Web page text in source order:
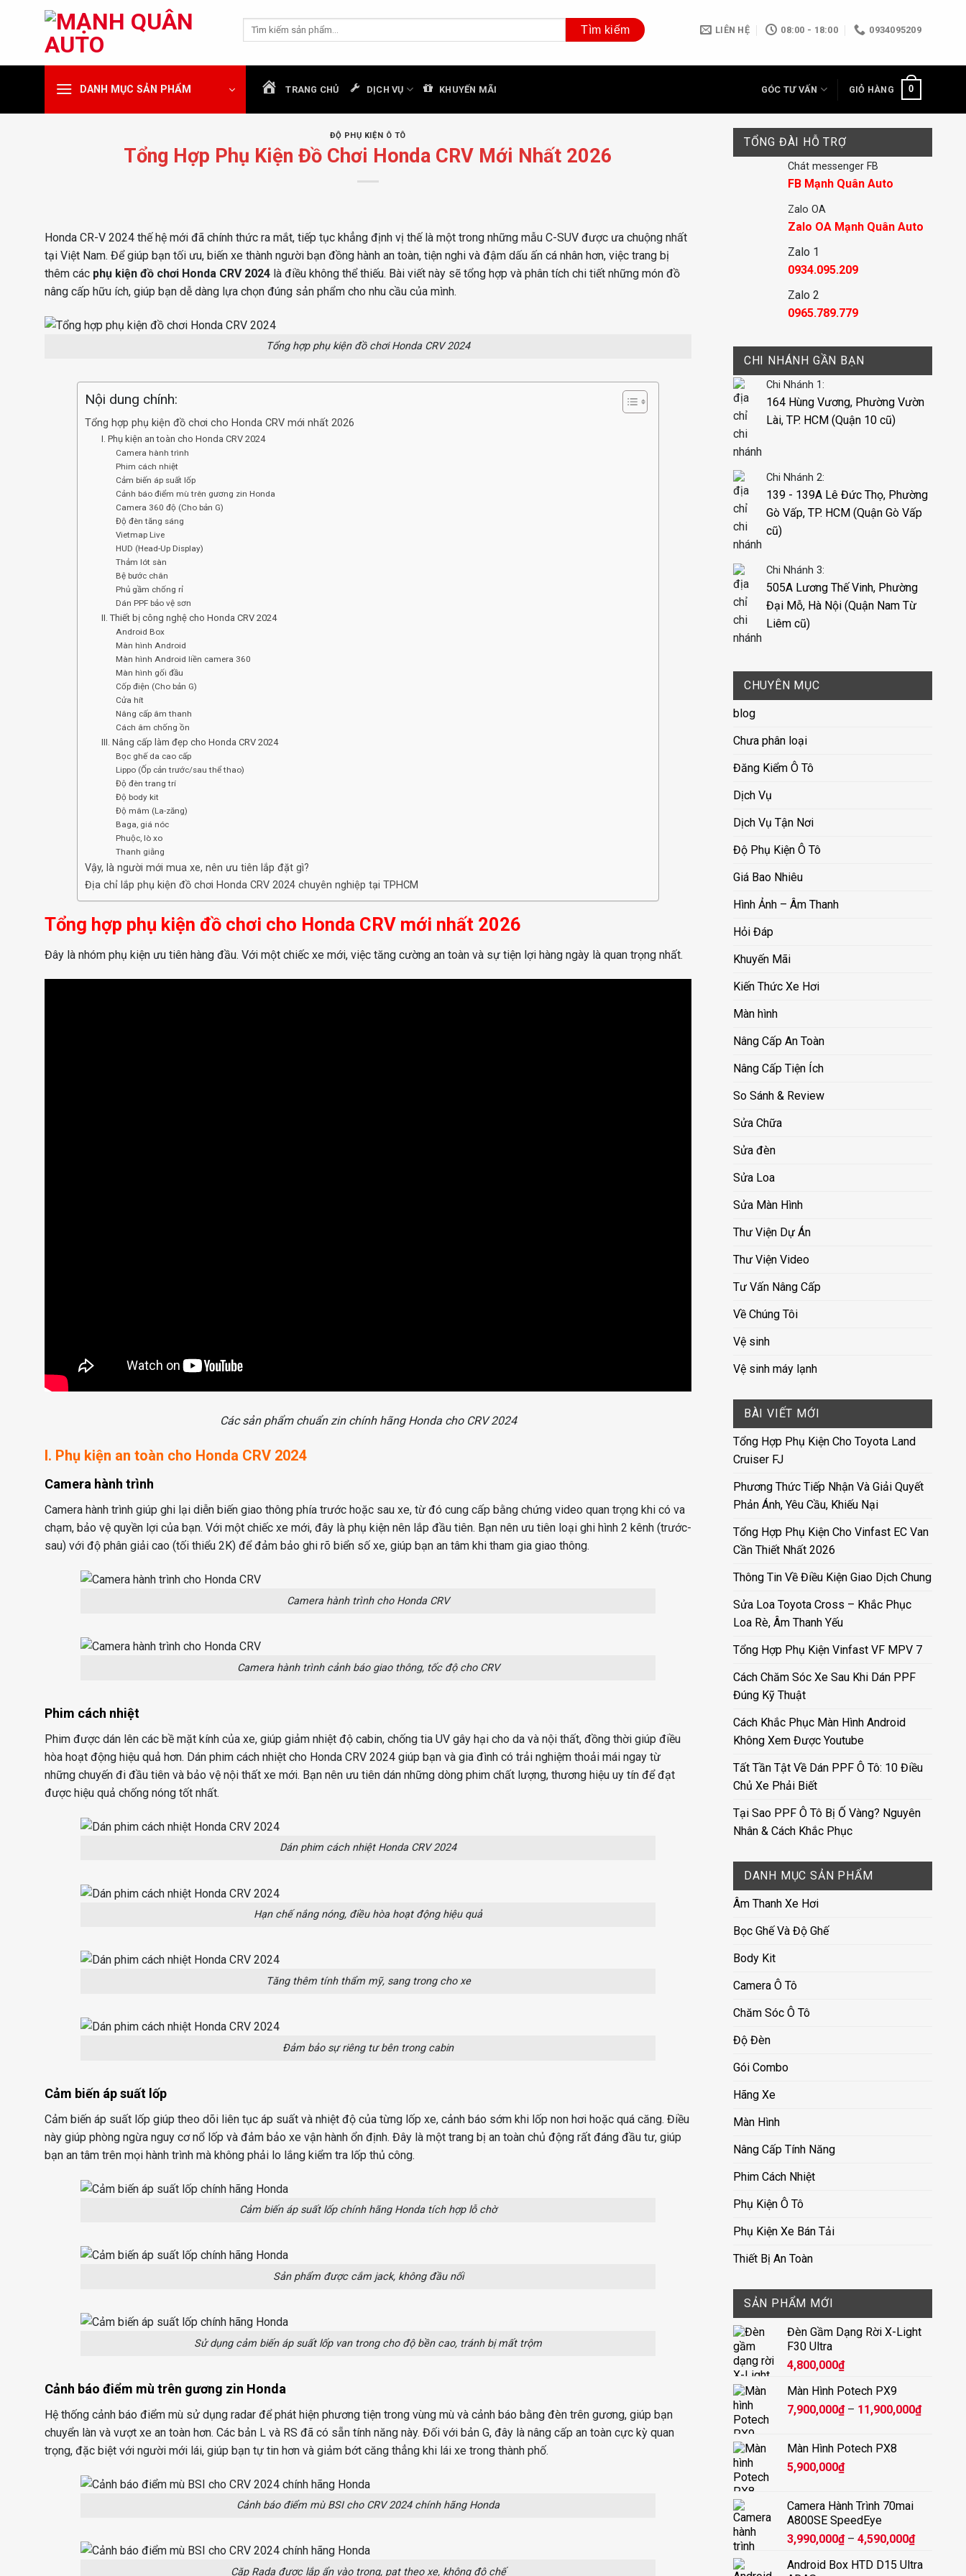
dung
Tìm
LIÊN HỆ 08:00 - 18:00 0934095209
DANH MỤC SẢN PHẨM TRANG CHỦ DỊCH VỤ KHUYẾN MÃI GÓC TƯ VẤN GIỎ HÀNG 0
ĐỘ PHỤ KIỆN Ô TÔ
Tổng Hợp Phụ Kiện Đồ Chơi Honda CRV Mới Nhất 2026
Honda CR-V 2024 thế hệ mới đã chính thức ra mắt, tiếp tục khẳng định vị thế là một trong những mẫu C-SUV được ưa chuộng nhất
tại Việt Nam. Để giúp bạn tối ưu, biến xe thành người bạn đồng hành an toàn, tiện nghi và đậm dấu ấn cá nhân hơn, việc trang bị
thêm các phụ kiện đồ chơi Honda CRV 2024 là điều không thể thiếu. Bài viết này sẽ tổng hợp và phân tích chi tiết những món đồ
nâng cấp hữu ích, giúp bạn dễ dàng lựa chọn đúng sản phẩm cho nhu cầu của mình.
Tổng hợp phụ kiện đồ chơi Honda CRV 2024
Nội dung chính:
Tổng hợp phụ kiện đồ chơi cho Honda CRV mới nhất 2026
I. Phụ kiện an toàn cho Honda CRV 2024
Camera hành trình
Phim cách nhiệt
Cảm biến áp suất lốp
Cảnh báo điểm mù trên gương zin Honda
Camera 360 độ (Cho bản G)
Độ đèn tăng sáng
Vietmap Live
HUD (Head-Up Display)
Thảm lót sàn
Bệ bước chân
Phủ gầm chống rỉ
Dán PPF bảo vệ sơn
II. Thiết bị công nghệ cho Honda CRV 2024
Android Box
Màn hình Android
Màn hình Android liền camera 360
Màn hình gối đầu
Cốp điện (Cho bản G)
Cửa hít
Nâng cấp âm thanh
Cách âm chống ồn
III. Nâng cấp làm đẹp cho Honda CRV 2024
Bọc ghế da cao cấp
Lippo (Ốp cản trước/sau thể thao)
Độ đèn trang trí
Độ body kit
Độ mâm (La-zăng)
Baga, giá nóc
Phuộc, lò xo
Thanh giằng
Vậy, là người mới mua xe, nên ưu tiên lắp đặt gì?
Địa chỉ lắp phụ kiện đồ chơi Honda CRV 2024 chuyên nghiệp tại TPHCM
Tổng hợp phụ kiện đồ chơi cho Honda CRV mới nhất 2026
Đây là nhóm phụ kiện ưu tiên hàng đầu. Với một chiếc xe mới, việc tăng cường an toàn và sự tiện lợi hàng ngày là quan trọng nhất.
Các sản phẩm chuẩn zin chính hãng Honda cho CRV 2024
I. Phụ kiện an toàn cho Honda CRV 2024
Camera hành trình
Camera hành trình giúp ghi lại diễn biến giao thông phía trước hoặc sau xe, từ đó cung cấp bằng chứng video quan trọng khi có va
chạm, bảo vệ quyền lợi của bạn. Với một chiếc xe mới, đây là phụ kiện nên lắp đầu tiên. Bạn nên ưu tiên loại ghi hình 2 kênh (trước-
sau) với độ phân giải cao (tối thiểu 2K) để đảm bảo ghi rõ biển số xe, giúp bạn an tâm khi tham gia giao thông.
Camera hành trình cho Honda CRV
Camera hành trình cảnh báo giao thông, tốc độ cho CRV
Phim cách nhiệt
Phim được dán lên các bề mặt kính của xe, giúp giảm nhiệt độ cabin, chống tia UV gây hại cho da và nội thất, đồng thời giúp điều
hòa hoạt động hiệu quả hơn. Dán phim cách nhiệt cho Honda CRV 2024 giúp bạn và gia đình có trải nghiệm thoải mái ngay từ
những chuyến đi đầu tiên và bảo vệ nội thất xe mới. Bạn nên ưu tiên dán những dòng phim chất lượng, thương hiệu uy tín để đạt
được hiệu quả chống nóng tốt nhất.
Dán phim cách nhiệt Honda CRV 2024
Hạn chế nắng nóng, điều hòa hoạt động hiệu quả
Tăng thêm tính thẩm mỹ, sang trong cho xe
Đảm bảo sự riêng tư bên trong cabin
Cảm biến áp suất lốp
Cảm biến áp suất lốp giúp theo dõi liên tục áp suất và nhiệt độ của từng lốp xe, cảnh báo sớm khi lốp non hơi hoặc quá căng. Điều
này giúp phòng ngừa nguy cơ nổ lốp và đảm bảo xe vận hành ổn định. Đây là một trang bị an toàn chủ động rất đáng đầu tư, giúp
bạn an tâm trên mọi hành trình mà không phải lo lắng kiểm tra lốp thủ công.
Cảm biến áp suất lốp chính hãng Honda tích hợp lỗ chờ
Sản phẩm được cắm jack, không đầu nối
Sử dụng cảm biến áp suất lốp van trong cho độ bền cao, tránh bị mất trộm
Cảnh báo điểm mù trên gương zin Honda
Hệ thống cảnh báo điểm mù sử dụng radar để phát hiện phương tiện trong vùng mù và cảnh báo bằng đèn trên gương, giúp bạn
chuyển làn và vượt xe an toàn hơn. Các bản L và RS đã có sẵn tính năng này. Đối với bản G, đây là nâng cấp an toàn cực kỳ quan
trọng, đặc biệt với người mới lái, giúp bạn tự tin hơn và giảm bớt căng thẳng khi lái xe trong thành phố.
Cảnh báo điểm mù BSI cho CRV 2024 chính hãng Honda
Cặp Rada được lắp ẩn vào trong, pat theo xe, không độ chế
TỔNG ĐÀI HỖ TRỢ
Chát messenger FB
FB Mạnh Quân Auto
Zalo OA
Zalo OA Mạnh Quân Auto
Zalo 1
0934.095.209
Zalo 2
0965.789.779
CHI NHÁNH GẦN BẠN
Chi Nhánh 1:
164 Hùng Vương, Phường Vườn
Lài, TP. HCM (Quận 10 cũ)
Chi Nhánh 2:
139 - 139A Lê Đức Thọ, Phường
Gò Vấp, TP. HCM (Quận Gò Vấp
cũ)
Chi Nhánh 3:
505A Lương Thế Vinh, Phường
Đại Mỗ, Hà Nội (Quận Nam Từ
Liêm cũ)
CHUYÊN MỤC
blog
Chưa phân loại
Đăng Kiểm Ô Tô
Dịch Vụ
Dịch Vụ Tận Nơi
Độ Phụ Kiện Ô Tô
Giá Bao Nhiêu
Hình Ảnh – Âm Thanh
Hỏi Đáp
Khuyến Mãi
Kiến Thức Xe Hơi
Màn hình
Nâng Cấp An Toàn
Nâng Cấp Tiện Ích
So Sánh & Review
Sửa Chữa
Sửa đèn
Sửa Loa
Sửa Màn Hình
Thư Viện Dự Án
Thư Viện Video
Tư Vấn Nâng Cấp
Về Chúng Tôi
Vệ sinh
Vệ sinh máy lạnh
BÀI VIẾT MỚI
Tổng Hợp Phụ Kiện Cho Toyota Land
Cruiser FJ
Phương Thức Tiếp Nhận Và Giải Quyết
Phản Ánh, Yêu Cầu, Khiếu Nại
Tổng Hợp Phụ Kiện Cho Vinfast EC Van
Cần Thiết Nhất 2026
Thông Tin Về Điều Kiện Giao Dịch Chung
Sửa Loa Toyota Cross – Khắc Phục
Loa Rè, Âm Thanh Yếu
Tổng Hợp Phụ Kiện Vinfast VF MPV 7
Cách Chăm Sóc Xe Sau Khi Dán PPF
Đúng Kỹ Thuật
Cách Khắc Phục Màn Hình Android
Không Xem Được Youtube
Tất Tần Tật Về Dán PPF Ô Tô: 10 Điều
Chủ Xe Phải Biết
Tại Sao PPF Ô Tô Bị Ố Vàng? Nguyên
Nhân & Cách Khắc Phục
DANH MỤC SẢN PHẨM
Âm Thanh Xe Hơi
Bọc Ghế Và Độ Ghế
Body Kit
Camera Ô Tô
Chăm Sóc Ô Tô
Độ Đèn
Gói Combo
Hãng Xe
Màn Hình
Nâng Cấp Tính Năng
Phim Cách Nhiệt
Phụ Kiện Ô Tô
Phụ Kiện Xe Bán Tải
Thiết Bị An Toàn
SẢN PHẨM MỚI
Đèn Gầm Dạng Rời X-Light
F30 Ultra
4,800,000₫
Màn Hình Potech PX9
7,900,000₫ – 11,900,000₫Khoảng
Màn Hình Potech PX8
5,900,000₫
Camera Hành Trình 70mai
A800SE SpeedEye
3,990,000₫ – 4,590,000₫Khoảng
từ
Android Box HTD D15 Ultra